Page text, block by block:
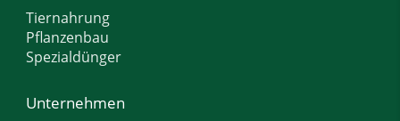
Tiernahrung
Pflanzenbau
Spezialdünger
Unternehmen